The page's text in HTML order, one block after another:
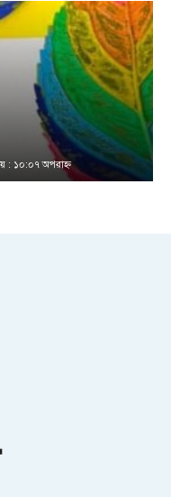
: ১০:০৭ অপরাহ্ণ